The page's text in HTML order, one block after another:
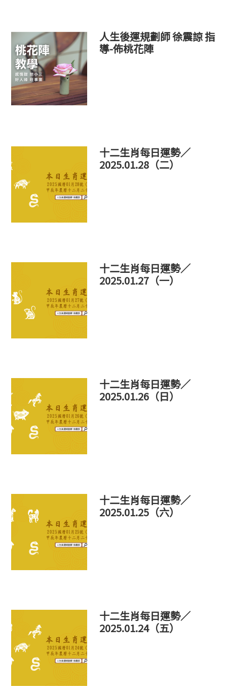
人生後運規劃師 徐震諒 指
導-佈桃花陣
十二生肖每日運勢／
2025.01.28（二）
十二生肖每日運勢／
2025.01.27（一）
十二生肖每日運勢／
2025.01.26（日）
十二生肖每日運勢／
2025.01.25（六）
十二生肖每日運勢／
2025.01.24（五）